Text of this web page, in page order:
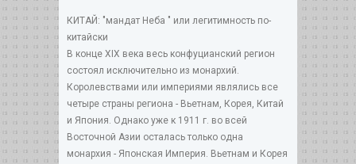
КИТАЙ: "мандат Неба " или легитимность по-
китайски
В конце XIX века весь конфуцианский регион
состоял исключительно из монархий.
Королевствами или империями являлись все
четыре страны региона - Вьетнам, Корея, Китай
и Япония. Однако уже к 1911 г. во всей
Восточной Азии осталась только одна
монархия - Японская Империя. Вьетнам и Корея